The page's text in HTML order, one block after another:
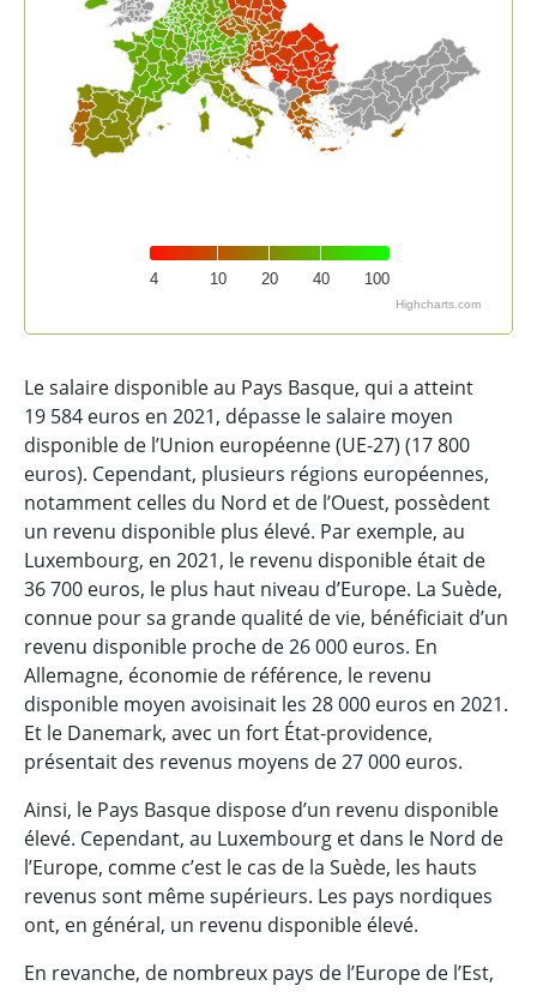
4 10 20 40 100
Highcharts.com
Le salaire disponible au Pays Basque, qui a atteint
19 584 euros en 2021, dépasse le salaire moyen
disponible de l’Union européenne (UE-27) (17 800
euros). Cependant, plusieurs régions européennes,
notamment celles du Nord et de l’Ouest, possèdent
un revenu disponible plus élevé. Par exemple, au
Luxembourg, en 2021, le revenu disponible était de
36 700 euros, le plus haut niveau d’Europe. La Suède,
connue pour sa grande qualité de vie, bénéficiait d’un
revenu disponible proche de 26 000 euros. En
Allemagne, économie de référence, le revenu
disponible moyen avoisinait les 28 000 euros en 2021.
Et le Danemark, avec un fort État-providence,
présentait des revenus moyens de 27 000 euros.
Ainsi, le Pays Basque dispose d’un revenu disponible
élevé. Cependant, au Luxembourg et dans le Nord de
l’Europe, comme c’est le cas de la Suède, les hauts
revenus sont même supérieurs. Les pays nordiques
ont, en général, un revenu disponible élevé.
En revanche, de nombreux pays de l’Europe de l’Est,